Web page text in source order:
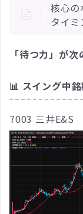
核心の
タイミ
「待つ力」が次
📊 スイング中銘
7003 三井E&S